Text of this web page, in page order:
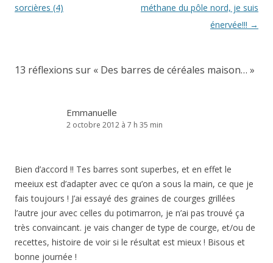
des
sorcières (4)
méthane du pôle nord, je suis
énervée!!! →
13 réflexions sur « Des barres de céréales maison… »
Emmanuelle
2 octobre 2012 à 7 h 35 min
Bien d’accord !! Tes barres sont superbes, et en effet le
meeiux est d’adapter avec ce qu’on a sous la main, ce que je
fais toujours ! J’ai essayé des graines de courges grillées
l’autre jour avec celles du potimarron, je n’ai pas trouvé ça
très convaincant. je vais changer de type de courge, et/ou de
recettes, histoire de voir si le résultat est mieux ! Bisous et
bonne journée !